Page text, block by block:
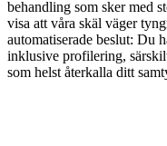
behandling som sker med
visa att våra skäl väger
automatiserade beslut: Du
inklusive profilering,
som helst återkalla ditt